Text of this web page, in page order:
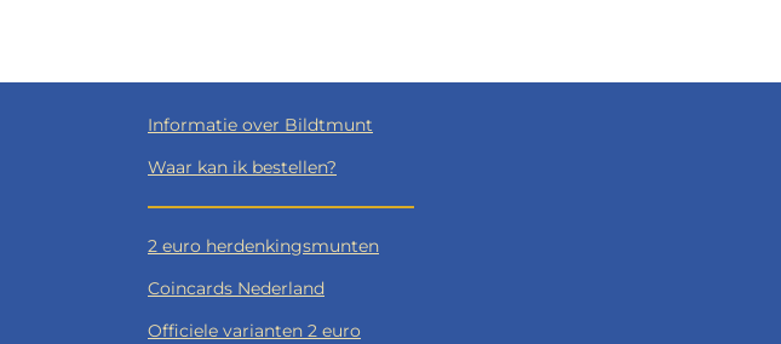
Informatie over Bildtmunt
Waar kan ik bestellen?
2 euro herdenkingsmunten
Coincards Nederland
Officiele varianten 2 euro